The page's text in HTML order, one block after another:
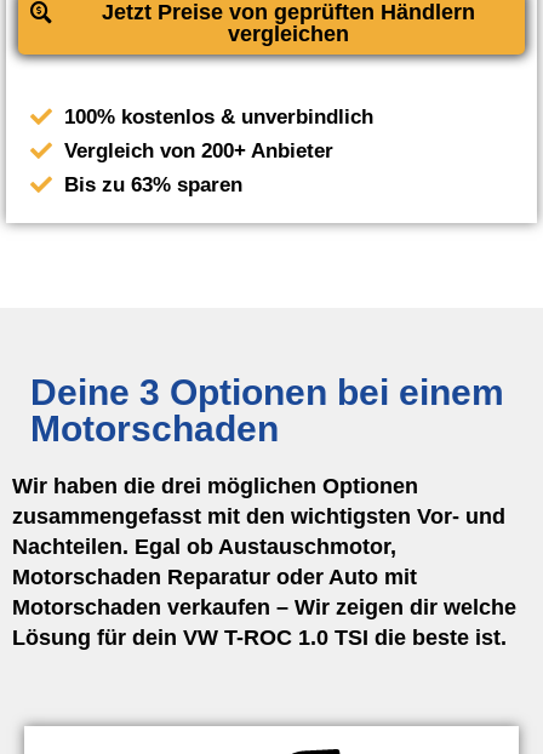
Jetzt Preise von geprüften Händlern
vergleichen
100% kostenlos & unverbindlich
Vergleich von 200+ Anbieter
Bis zu 63% sparen
Deine 3 Optionen bei einem
Motorschaden
Wir haben die drei möglichen Optionen
zusammengefasst mit den wichtigsten Vor- und
Nachteilen. Egal ob Austauschmotor,
Motorschaden Reparatur oder Auto mit
Motorschaden verkaufen – Wir zeigen dir welche
Lösung für dein VW T-ROC 1.0 TSI die beste ist.